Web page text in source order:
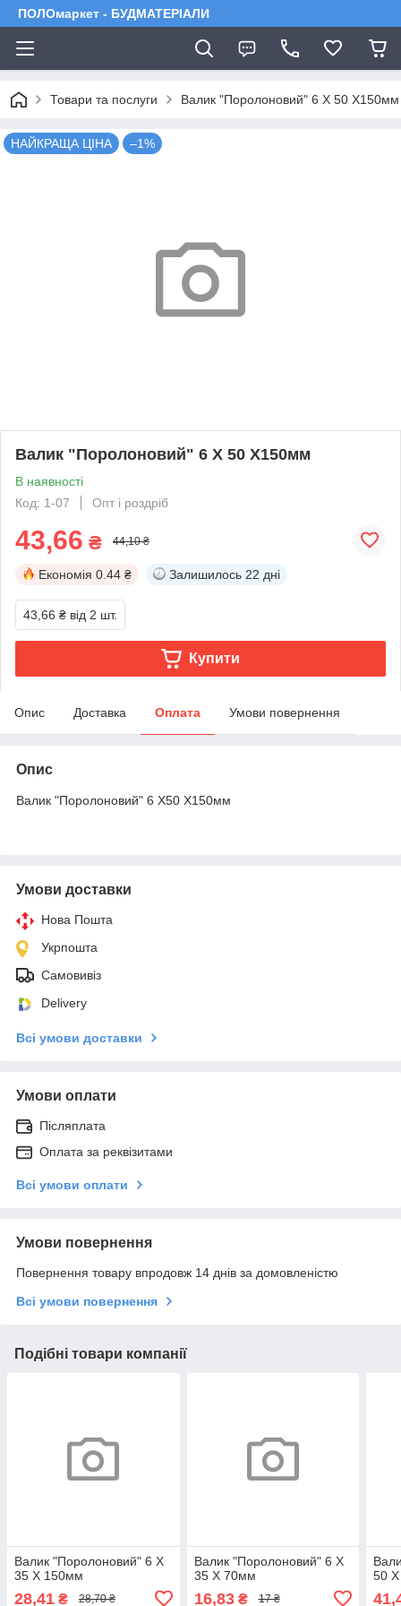
ПОЛОмаркет - БУДМАТЕРІАЛИ
Товари та послуги Валик "Поролоновий" 6 X 50 X150мм
НАЙКРАЩА ЦІНА –1%
Валик "Поролоновий" 6 X 50 X150мм
В наявності
Код: 1-07
Опт і роздріб
43,66 ₴ 44,10 ₴
Економія 0.44 ₴ Залишилось 22 дні
43,66 ₴ від 2 шт.
Купити
Опис Доставка Оплата Умови повернення
Опис
Валик "Поролоновий" 6 X50 X150мм
Умови доставки
Нова Пошта
Укрпошта
Самовивіз
Delivery
Всі умови доставки
Умови оплати
Післяплата
Оплата за реквізитами
Всі умови оплати
Умови повернення
Повернення товару впродовж 14 днів за домовленістю
Всі умови повернення
Подібні товари компанії
Валик "Поролоновий" 6 X
35 X 150мм
28,41 ₴ 28,70 ₴
Валик "Поролоновий" 6 X
35 X 70мм
16,83₴ 17 ₴
50